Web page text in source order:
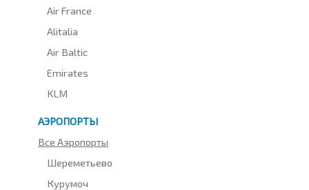
Air France
Alitalia
Air Baltic
Emirates
KLM
АЭРОПОРТЫ
Все Аэропорты
Шереметьево
Курумоч